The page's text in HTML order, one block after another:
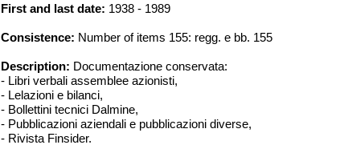
First and last date: 1938 - 1989
Consistence: Number of items 155: regg. e bb. 155
Description: Documentazione conservata:
- Libri verbali assemblee azionisti,
- Lelazioni e bilanci,
- Bollettini tecnici Dalmine,
- Pubblicazioni aziendali e pubblicazioni diverse,
- Rivista Finsider.